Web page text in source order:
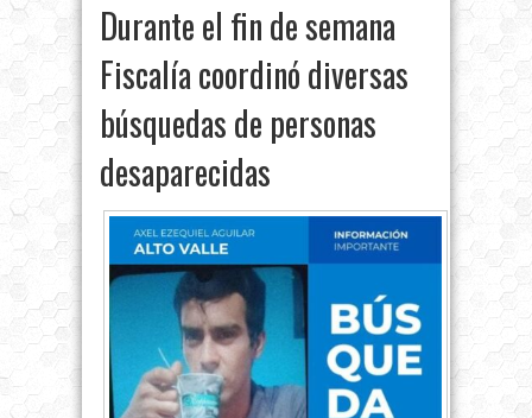
Durante el fin de semana
Fiscalía coordinó diversas
búsquedas de personas
desaparecidas